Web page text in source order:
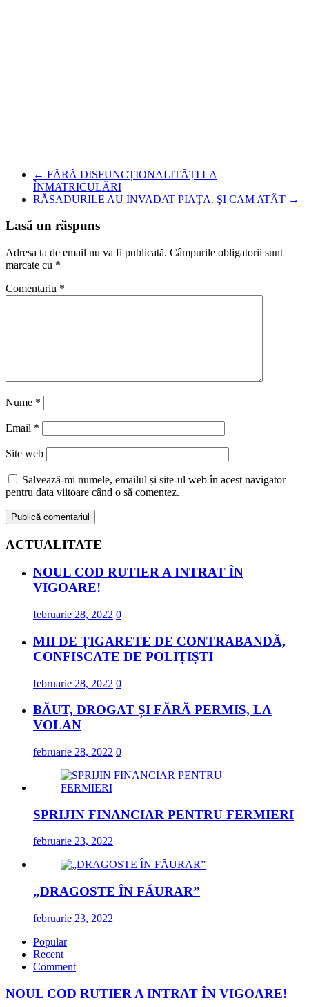
← FĂRĂ DISFUNCȚIONALITĂȚI LA
ÎNMATRICULĂRI
RĂSADURILE AU INVADAT PIAŢA. ŞI CAM ATÂT →
Lasă un răspuns
Adresa ta de email nu va fi publicată. Câmpurile obligatorii sunt
marcate cu *
Comentariu *
Nume *
Email *
Site web
Salvează-mi numele, emailul și site-ul web în acest navigator
pentru data viitoare când o să comentez.
ACTUALITATE
NOUL COD RUTIER A INTRAT ÎN
VIGOARE!
februarie 28, 2022 0
MII DE ȚIGARETE DE CONTRABANDĂ,
CONFISCATE DE POLIȚIȘTI
februarie 28, 2022 0
BĂUT, DROGAT ȘI FĂRĂ PERMIS, LA
VOLAN
februarie 28, 2022 0
SPRIJIN FINANCIAR PENTRU FERMIERI
februarie 23, 2022
„DRAGOSTE ÎN FĂURAR”
februarie 23, 2022
Popular
Recent
Comment
NOUL COD RUTIER A INTRAT ÎN VIGOARE!